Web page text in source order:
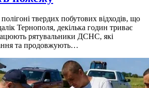
твердих побутових відходів, що
Тернополя, декілька годин триває
рятувальники ДСНС, які
та продовжують…